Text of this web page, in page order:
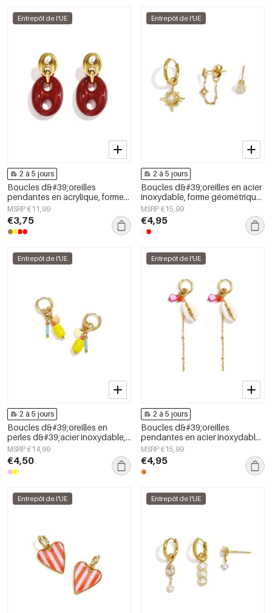
Entrepôt de l'UE
2 à 5 jours
Boucles d&#39;oreilles
pendantes en acrylique, forme
géométrique, collection simple
et décontractée pour femmes
MSRP €11,99
€3,75
Entrepôt de l'UE
2 à 5 jours
Boucles d&#39;oreilles en acier
inoxydable, forme géométrique,
collection simple pour le
quotidien, bijoux pour femmes
MSRP €15,99
€4,95
Entrepôt de l'UE
2 à 5 jours
Boucles d&#39;oreilles en
perles d&#39;acier inoxydable,
forme elliptique, collection
simple et mignonne pour le
quotidien, bijoux pour femmes
MSRP €14,99
€4,50
Entrepôt de l'UE
2 à 5 jours
Boucles d&#39;oreilles
pendantes en acier inoxydable,
coquillage, collection Simple
Simple, bijoux pour femmes
MSRP €15,99
€4,95
Entrepôt de l'UE Entrepôt de l'UE